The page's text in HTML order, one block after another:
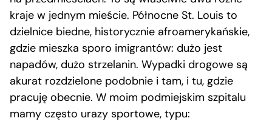
kraje w jednym mieście. Północne St. Louis to
dzielnice biedne, historycznie afroamerykańskie,
gdzie mieszka sporo imigrantów: dużo jest
napadów, dużo strzelanin. Wypadki drogowe są
akurat rozdzielone podobnie i tam, i tu, gdzie
pracuję obecnie. W moim podmiejskim szpitalu
mamy często urazy sportowe, typu: